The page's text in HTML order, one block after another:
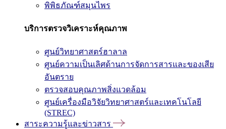
พิพิธภัณฑ์สมุนไพร
บริการตรวจวิเคราะห์คุณภาพ
ศูนย์วิทยาศาสตร์ฮาลาล
ศูนย์ความเป็นเลิศด้านการจัดการสารและของเสีย
อันตราย
ตรวจสอบคุณภาพสิ่งแวดล้อม
ศูนย์เครื่องมือวิจัยวิทยาศาสตร์และเทคโนโลยี
(STREC)
สาระความรู้และข่าวสาร